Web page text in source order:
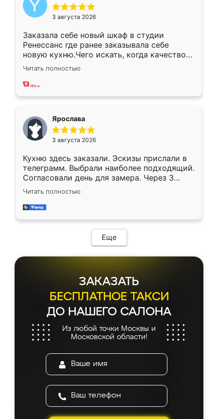
3 августа 2026
Заказала себе новый шкаф в студии
Ренессанс где ранее заказывала себе
новую кухню.Чего искать, когда качеством
вполне довольна. Служит кухня уже почти
два года, нареканий нет.
Читать полностью
Ярослава
3 августа 2026
Кухню здесь заказали. Эскизы прислали в
телеграмм. Выбрали наиболее подходящий.
Согласовали день для замера. Через 3
недели кухня была уже готова. Остались
довольны работой. Спасибо Ренессанс
мебель за качественную работу!
Читать полностью
Еще
ЗАКАЗАТЬ
БЕСПЛАТНОЕ ТАКСИ
ДО НАШЕГО САЛОНА
Из любой точки Москвы и
Московской области!